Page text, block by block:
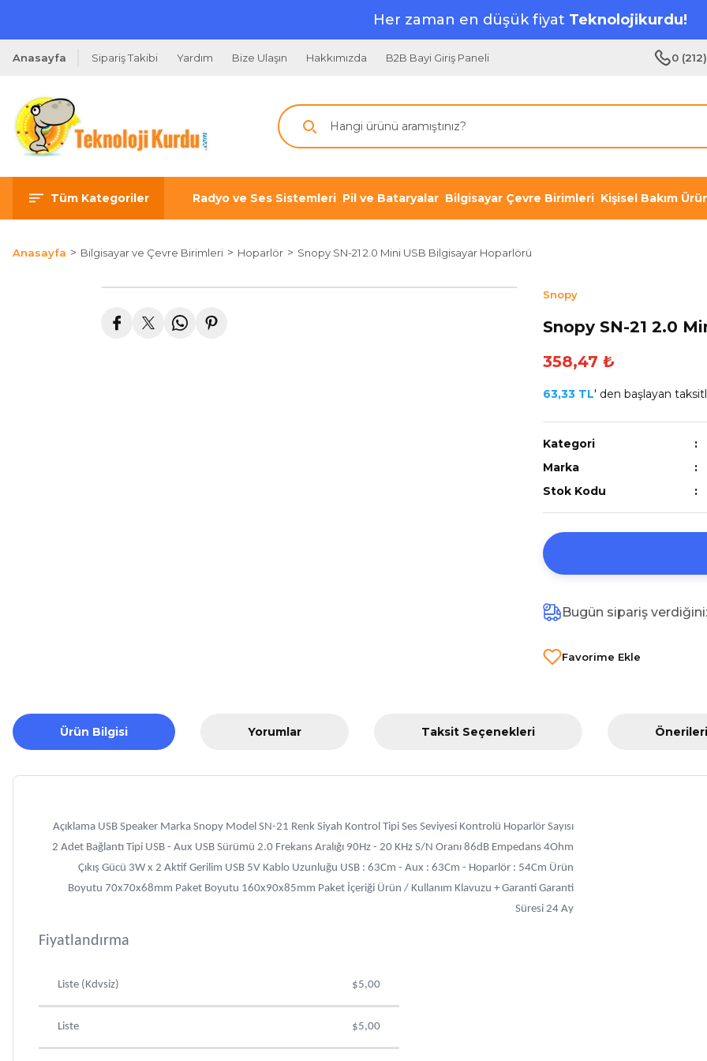
Her zaman en düşük fiyat Teknolojikurdu!
Anasayfa Sipariş Takibi Yardım Bize Ulaşın Hakkımızda B2B Bayi Giriş Paneli 0
Tüm Kategoriler Radyo ve Ses Sistemleri Pil ve Bataryalar Bilgisayar Çevre Birimleri Kişisel Bakım
Anasayfa Bilgisayar ve Çevre Birimleri Hoparlör Snopy SN-21 2.0 Mini USB Bilgisayar Hoparlörü
Snopy
Snopy SN-21 2.0
358,47 ₺
63,33 TL' den başlayan
Kategori
Marka
Stok Kodu
Bugün sipariş
Ürün Bilgisi Yorumlar Taksit Seçenekleri
Açıklama USB Speaker Marka Snopy Model SN-21 Renk Siyah Kontrol Tipi Ses Seviyesi Kontrolü Hoparlör Sayısı
2 Adet Bağlantı Tipi USB - Aux USB Sürümü 2.0 Frekans Aralığı 90Hz - 20 KHz S/N Oranı 86dB Empedans 4Ohm
Çıkış Gücü 3W x 2 Aktif Gerilim USB 5V Kablo Uzunluğu USB : 63Cm - Aux : 63Cm - Hoparlör : 54Cm Ürün
Boyutu 70x70x68mm Paket Boyutu 160x90x85mm Paket İçeriği Ürün / Kullanım Klavuzu + Garanti Garanti
Süresi 24 Ay
Fiyatlandırma
Liste (Kdvsiz) $5,00
Liste $5,00